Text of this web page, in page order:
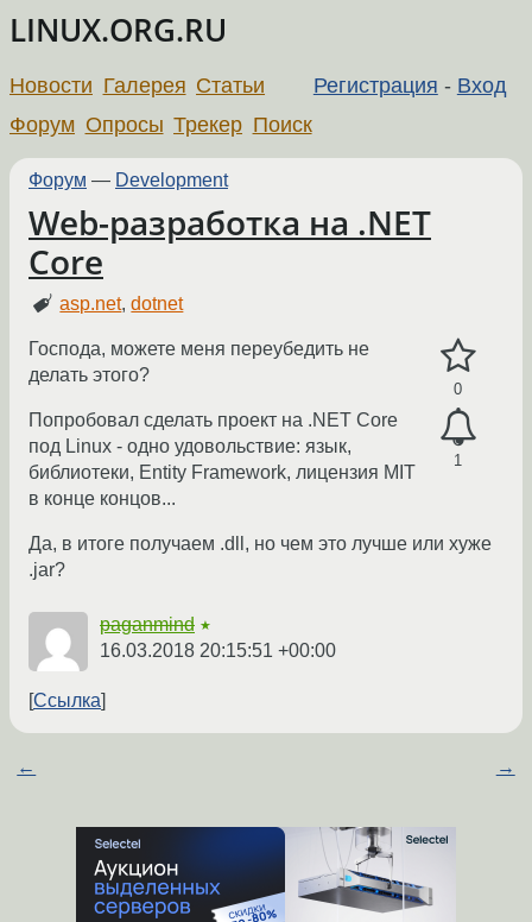
LINUX.ORG.RU
Регистрация - Вход
Новости Галерея Статьи
Форум Опросы Трекер Поиск
Форум — Development
Web-разработка на .NET
Core
asp.net,dotnet
0
1
Господа, можете меня переубедить не
делать этого?
Попробовал сделать проект на .NET Core
под Linux - одно удовольствие: язык,
библиотеки, Entity Framework, лицензия MIT
в конце концов...
Да, в итоге получаем .dll, но чем это лучше или хуже
.jar?
paganmind ★
16.03.2018 20:15:51 +00:00
Ссылка
← →